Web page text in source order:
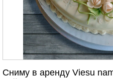
Сниму в аренду Viesu